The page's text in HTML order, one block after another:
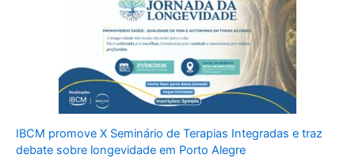
IBCM promove X Seminário de Terapias Integradas e traz
debate sobre longevidade em Porto Alegre